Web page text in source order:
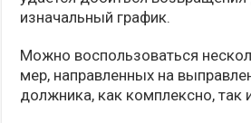
изначальный график.
Можно воспользоваться
мер, направленных на
должника, как комплексно, так